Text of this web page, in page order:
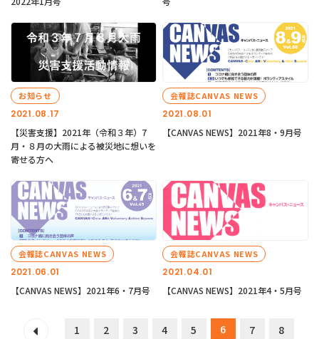
2021.08.17
お知らせ
【災害支援】2021年（令和３年）7
月・８月の大雨による被災地に想いを
寄せる方へ
2021.08.01
会報誌CANVAS NEWS
【CANVAS NEWS】2021年8・9月号
2021.06.01
会報誌CANVAS NEWS
【CANVAS NEWS】2021年6・7月号
2021.04.01
会報誌CANVAS NEWS
【CANVAS NEWS】2021年4・5月号
1 2 3 4 5 6 7
8